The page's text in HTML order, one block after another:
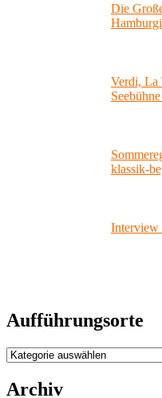
Die
Verdi, La
klassik-
Interview
Aufführungsorte
Aufführungsorte
Archiv